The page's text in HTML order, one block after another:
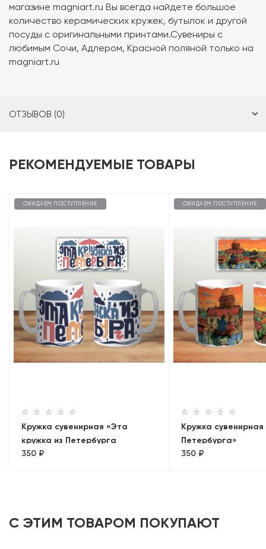
магазине magniart.ru Вы всегда найдете большое
количество керамических кружек, бутылок и другой
посуды с оригинальными принтами.Сувениры с
любимым Сочи, Адлером, Красной поляной только на
magniart.ru
ОТЗЫВОВ (0)
РЕКОМЕНДУЕМЫЕ ТОВАРЫ
ОЖИДАЕМ ПОСТУПЛЕНИЕ
Кружка сувенирная «Эта
кружка из Петербурга
(дождик)»
350 ₽
ОЖИДАЕМ ПОСТУПЛЕНИЕ
Кружка
Петербурга»
350 ₽
С ЭТИМ ТОВАРОМ ПОКУПАЮТ